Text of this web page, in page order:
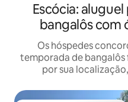
Escócia:
bangalôs com
Os hóspedes
temporada de
por sua